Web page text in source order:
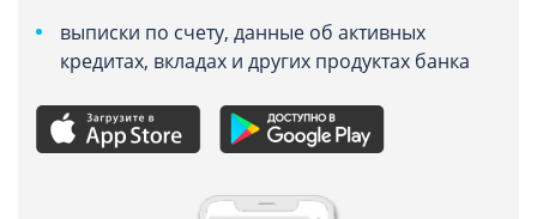
выписки по счету, данные об активных
кредитах, вкладах и других продуктах банка